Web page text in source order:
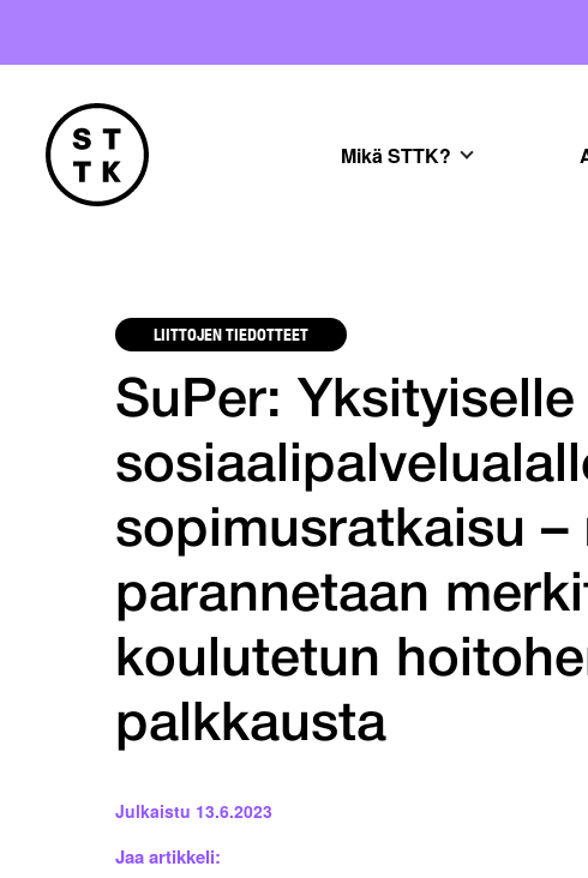
Mikä STTK?
LIITTOJEN TIEDOTTEET
SuPer: Yksityiselle
sopimusratkaisu –
parannetaan
koulutetun
palkkausta
Julkaistu 13.6.2023
Jaa artikkeli: